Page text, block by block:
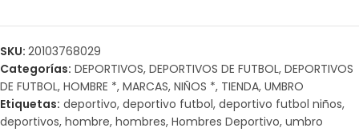
SKU: 20103768029
Categorías: DEPORTIVOS, DEPORTIVOS DE FUTBOL, DEPORTIVOS
DE FUTBOL, HOMBRE *, MARCAS, NIÑOS *, TIENDA, UMBRO
Etiquetas: deportivo, deportivo futbol, deportivo futbol niños,
deportivos, hombre, hombres, Hombres Deportivo, umbro